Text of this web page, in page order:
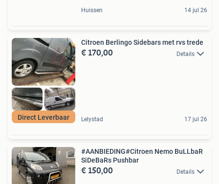
Huissen 14 jul 26
Direct Leverbaar
Citroen Berlingo Sidebars met rvs trede
€ 170,00 Details
Lelystad 17 jul 26
#AANBIEDING#Citroen Nemo BuLLbaR
SiDeBaRs Pushbar
€ 150,00 Details